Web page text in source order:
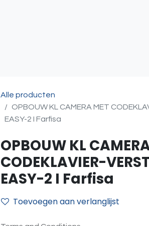
Alle producten
OPBOUW KL CAMERA MET
EASY-2 I Farfisa
OPBOUW KL
CODEKLAVIER-
EASY-2 I Farfisa
Toevoegen aan verlanglijst